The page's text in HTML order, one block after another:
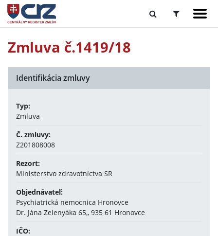
Zmluva č.1419/18
Identifikácia zmluvy
Typ:
Zmluva
Č. zmluvy:
Z201808008
Rezort:
Ministerstvo zdravotníctva SR
Objednávateľ:
Psychiatrická nemocnica Hronovce
Dr. Jána Zelenyáka 65,, 935 61 Hronovce
IČO: